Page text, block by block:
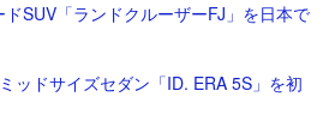
SUV「ランドクルーザーFJ」を日本で
ッドサイズセダン「ID. ERA 5S」を初